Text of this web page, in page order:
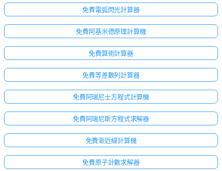
免費電弧閃光計算器
免費阿基米德原理計算機
免費算術計算器
免費等差數列計算器
免費阿瑞尼士方程式計算機
免費阿瑞尼斯方程式求解器
免費漸近線計算機
免費原子計數求解器